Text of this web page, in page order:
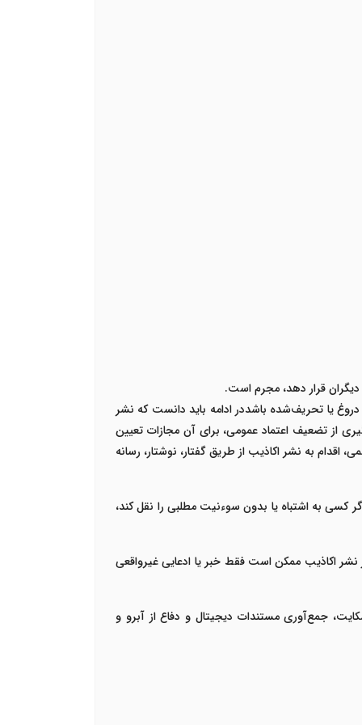
قرار دهد، مجرم است.
یا تحریف‌شده باشددر ادامه باید دانست که نشر
از تضعیف اعتماد عمومی، برای آن مجازات تعیین
به نشر اکاذیب از طریق گفتار، نوشتار، رسانه
کسی به اشتباه یا بدون سوءنیت مطلبی را نقل کند،
اکاذیب ممکن است فقط خبر یا ادعایی غیرواقعی
جمع‌آوری مستندات دیجیتال و دفاع از آبرو و